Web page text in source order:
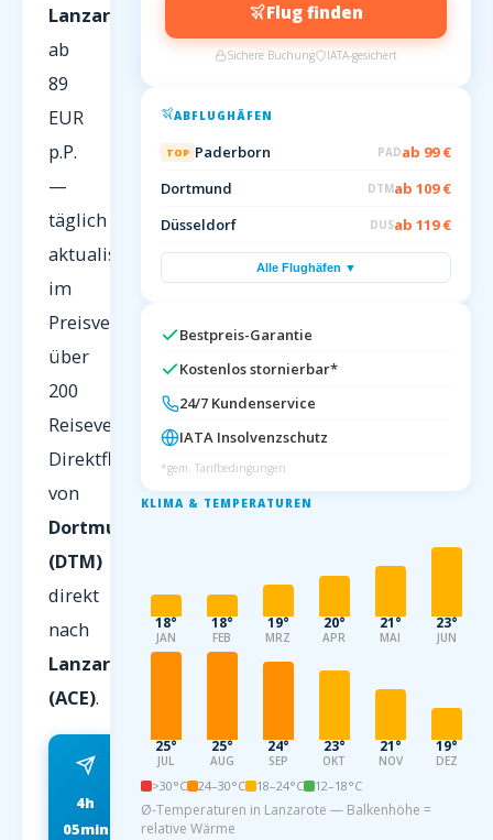
Lanzarote
ab
89
EUR
p.P.
—
täglich
aktualisiert
im
Preisvergleich
über
200
Reiseveranstalter.
Direktflug
von
Dortmund
(DTM)
direkt
nach
Lanzarote
(ACE).
4h
05min
ab 89 EUR
Flug finden
Sichere Buchung IATA-gesichert
ABFLUGHÄFEN
TOP Paderborn PADab 99 €
Dortmund
DTMab 109 €
Düsseldorf
DUSab 119 €
Alle Flughäfen ▼
Bestpreis-Garantie
Kostenlos stornierbar*
24/7 Kundenservice
IATA Insolvenzschutz
*gem. Tarifbedingungen
KLIMA & TEMPERATUREN
18°
JAN
18°
FEB
19°
MRZ
20°
APR
21°
MAI
23°
JUN
25°
JUL
25°
AUG
24°
SEP
23°
OKT
21°
NOV
19°
DEZ
>30°C 24–30°C 18–24°C 12–18°C
Ø-Temperaturen in Lanzarote — Balkenhöhe =
relative Wärme